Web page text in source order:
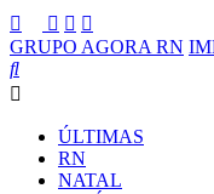
GRUPO AGORA RN
ÚLTIMAS
RN
NATAL